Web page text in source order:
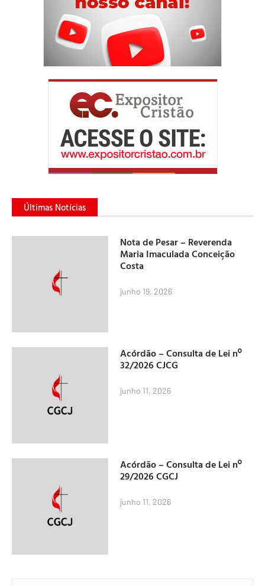
Últimas Notícias
Nota de Pesar – Reverenda
Maria Imaculada Conceição
Costa
junho 19, 2026
Acórdão – Consulta de Lei nº
32/2026 CJCG
junho 11, 2026
Acórdão – Consulta de Lei nº
29/2026 CGCJ
junho 11, 2026